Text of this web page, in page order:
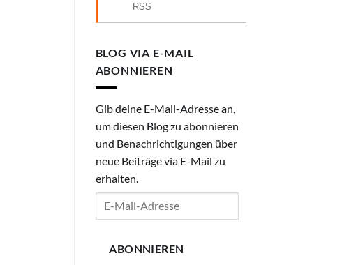
RSS
BLOG VIA E-MAIL
ABONNIEREN
Gib deine E-Mail-Adresse an,
um diesen Blog zu abonnieren
und Benachrichtigungen über
neue Beiträge via E-Mail zu
erhalten.
ABONNIEREN